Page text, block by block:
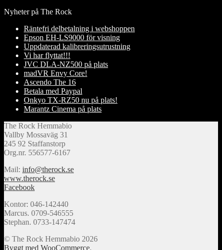
Nyheter på The Rock
Räntefri delbetalning i webshoppen
Epson EH-LS9000 för visning
Uppdaterad kalibreringsutrustning
Vi har flyttat!!!
JVC DLA-NZ500 på plats
madVR Envy Core!
Ascendo The 16
Betala med Paypal
Onkyo TX-RZ50 nu på plats!
Marantz Cinema på plats
The Rock Hemmabio
Vallby Mossaväg 31
245 92 Staffanstorp
Org.nr. 556577-6167
Mail: info@therock.se
www.therock.se
Facebook
Kontor: 046-142440
Marcus. 0709-546555
Stephan. 0733-147474
© The Rock Hemmabio 2026
Byggt med WooCommerce.